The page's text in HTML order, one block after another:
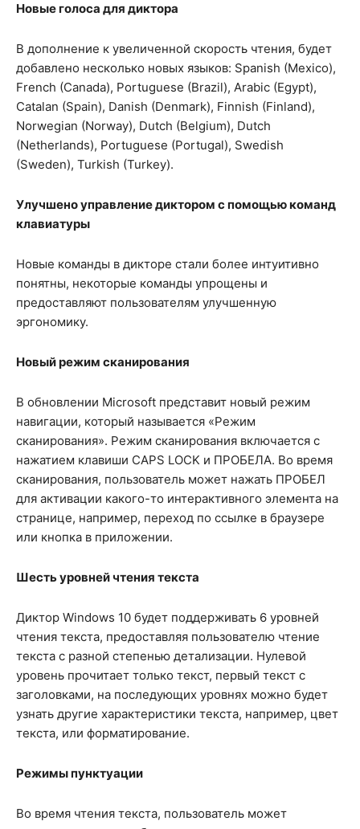
Новые голоса для диктора
В дополнение к увеличенной скорость чтения, будет
добавлено несколько новых языков: Spanish (Mexico),
French (Canada), Portuguese (Brazil), Arabic (Egypt),
Catalan (Spain), Danish (Denmark), Finnish (Finland),
Norwegian (Norway), Dutch (Belgium), Dutch
(Netherlands), Portuguese (Portugal), Swedish
(Sweden), Turkish (Turkey).
Улучшено управление диктором с помощью команд
клавиатуры
Новые команды в дикторе стали более интуитивно
понятны, некоторые команды упрощены и
предоставляют пользователям улучшенную
эргономику.
Новый режим сканирования
В обновлении Microsoft представит новый режим
навигации, который называется «Режим
сканирования». Режим сканирования включается с
нажатием клавиши CAPS LOCK и ПРОБЕЛА. Во время
сканирования, пользователь может нажать ПРОБЕЛ
для активации какого-то интерактивного элемента на
странице, например, переход по ссылке в браузере
или кнопка в приложении.
Шесть уровней чтения текста
Диктор Windows 10 будет поддерживать 6 уровней
чтения текста, предоставляя пользователю чтение
текста с разной степенью детализации. Нулевой
уровень прочитает только текст, первый текст с
заголовками, на последующих уровнях можно будет
узнать другие характеристики текста, например, цвет
текста, или форматирование.
Режимы пунктуации
Во время чтения текста, пользователь может